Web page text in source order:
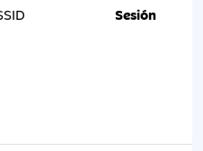
Sesión